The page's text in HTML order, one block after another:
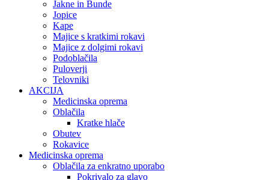
Jakne in Bunde
Jopice
Kape
Majice s kratkimi rokavi
Majice z dolgimi rokavi
Podoblačila
Puloverji
Telovniki
AKCIJA
Medicinska oprema
Oblačila
Kratke hlače
Obutev
Rokavice
Medicinska oprema
Oblačila za enkratno uporabo
Pokrivalo za glavo